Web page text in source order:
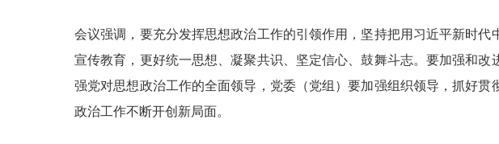
会议强调，要充分发挥思想政治工作的引领作用，坚持把用习近平新时
宣传教育，更好统一思想、凝聚共识、坚定信心、鼓舞斗志。要加强和
强党对思想政治工作的全面领导，党委（党组）要加强组织领导，抓好
政治工作不断开创新局面。